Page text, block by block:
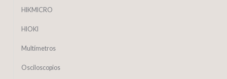
HIKMICRO
HIOKI
Multímetros
Osciloscopios